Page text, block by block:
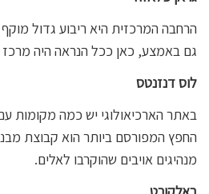
הרחבה המרכזית היא ריבוע גדול
גם באמצע, כאן ככל הנראה היה מרכז
לוס דנזנטס
באתר הארכיאולוגי יש כמה מקומות
החפץ המפורסם ביותר הוא קבוצת
מנהיגים אויבים שהוקרבו לאלים.